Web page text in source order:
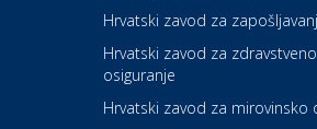
Zdravlje i osiguranje
Hrvatski zavod za
Hrvatski zavod za zdravstveno
osiguranje
Hrvatski zavod za mirovinsko